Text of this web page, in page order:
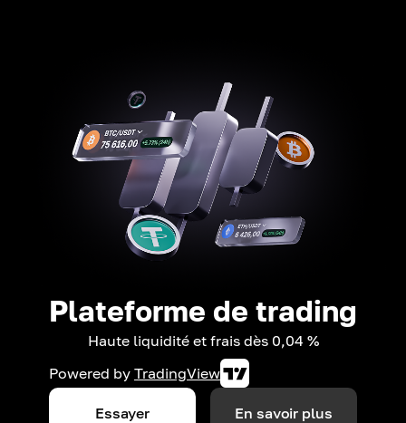
Plateforme de trading
Haute liquidité et frais dès 0,04 %
Powered by TradingView
Essayer En savoir plus